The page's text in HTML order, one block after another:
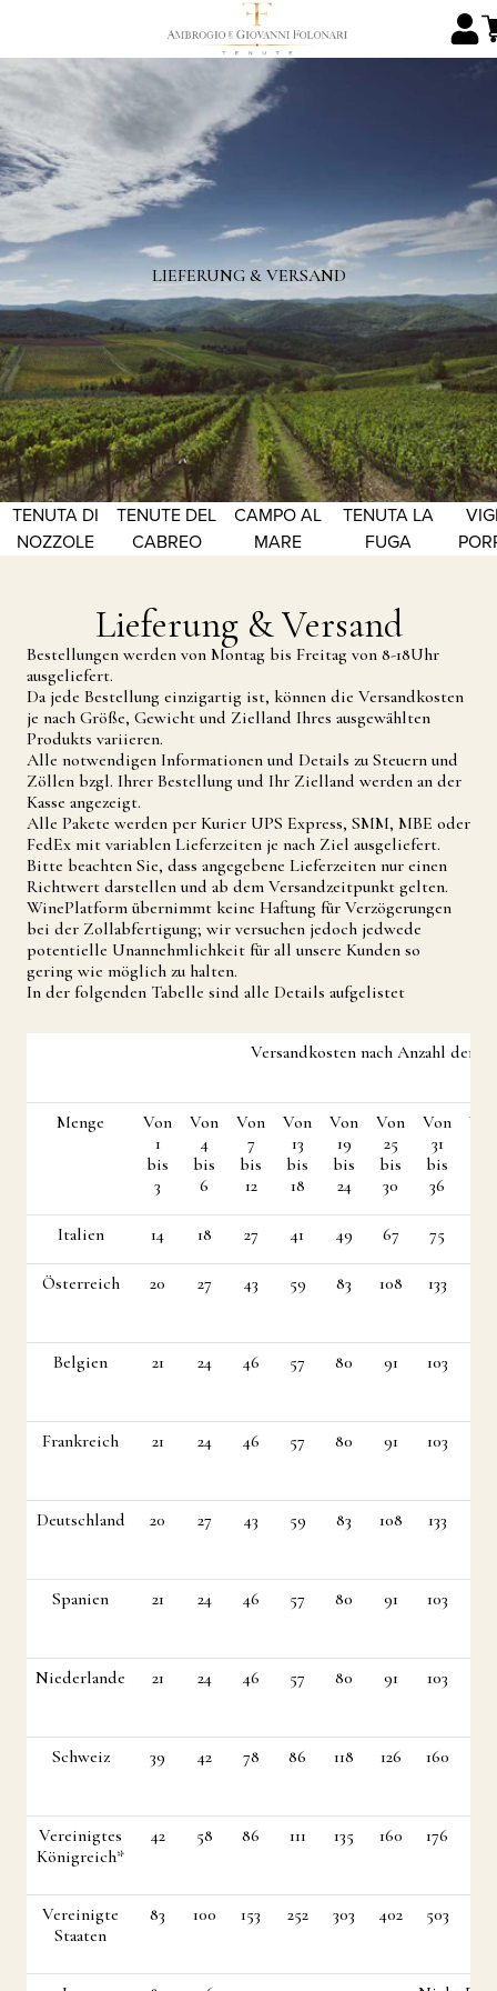
LIEFERUNG & VERSAND
TENUTA DI
NOZZOLE
TENUTE DEL
CABREO
CAMPO AL
MARE
TENUTA LA
FUGA
Lieferung & Versand
Bestellungen werden von Montag bis Freitag von 8-18Uhr
ausgeliefert.
Da jede Bestellung einzigartig ist, können die Versandkosten
je nach Größe, Gewicht und Zielland Ihres ausgewählten
Produkts variieren.
Alle notwendigen Informationen und Details zu Steuern und
Zöllen bzgl. Ihrer Bestellung und Ihr Zielland werden an der
Kasse angezeigt.
Alle Pakete werden per Kurier UPS Express, SMM, MBE oder
FedEx mit variablen Lieferzeiten je nach Ziel ausgeliefert.
Bitte beachten Sie, dass angegebene Lieferzeiten nur einen
Richtwert darstellen und ab dem Versandzeitpunkt gelten.
WinePlatform übernimmt keine Haftung für Verzögerungen
bei der Zollabfertigung; wir versuchen jedoch jedwede
potentielle Unannehmlichkeit für all unsere Kunden so
gering wie möglich zu halten.
In der folgenden Tabelle sind alle Details aufgelistet
Versandkosten nach Anzahl der
Menge
Von
1
bis
3
Von
4
bis
6
Von
7
bis
12
Von
13
bis
18
Von
19
bis
24
Von
25
bis
30
Von
31
bis
36
Von
Italien 14 18 27 41 49 67 75
Österreich 20 27 43 59 83 108 133
Belgien 21 24 46 57 80 91 103
Frankreich 21 24 46 57 80 91 103
Deutschland 20 27 43 59 83 108 133
Spanien 21 24 46 57 80 91 103
Niederlande 21 24 46 57 80 91 103
Schweiz 39 42 78 86 118 126 160
Vereinigtes
Königreich*
42 58 86 111 135 160 176
Vereinigte
Staaten
83 100 153 252 303 402 503